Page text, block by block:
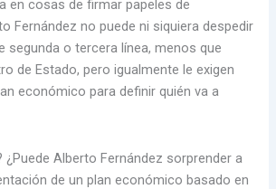
en cosas de firmar papeles de
Fernández no puede ni siquiera despedir
segunda o tercera línea, menos que
de Estado, pero igualmente le exigen
económico para definir quién va a
¿Puede Alberto Fernández sorprender a
de un plan económico basado en